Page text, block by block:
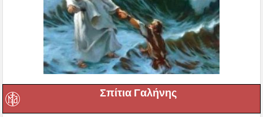
Σπίτια Γαλήνης